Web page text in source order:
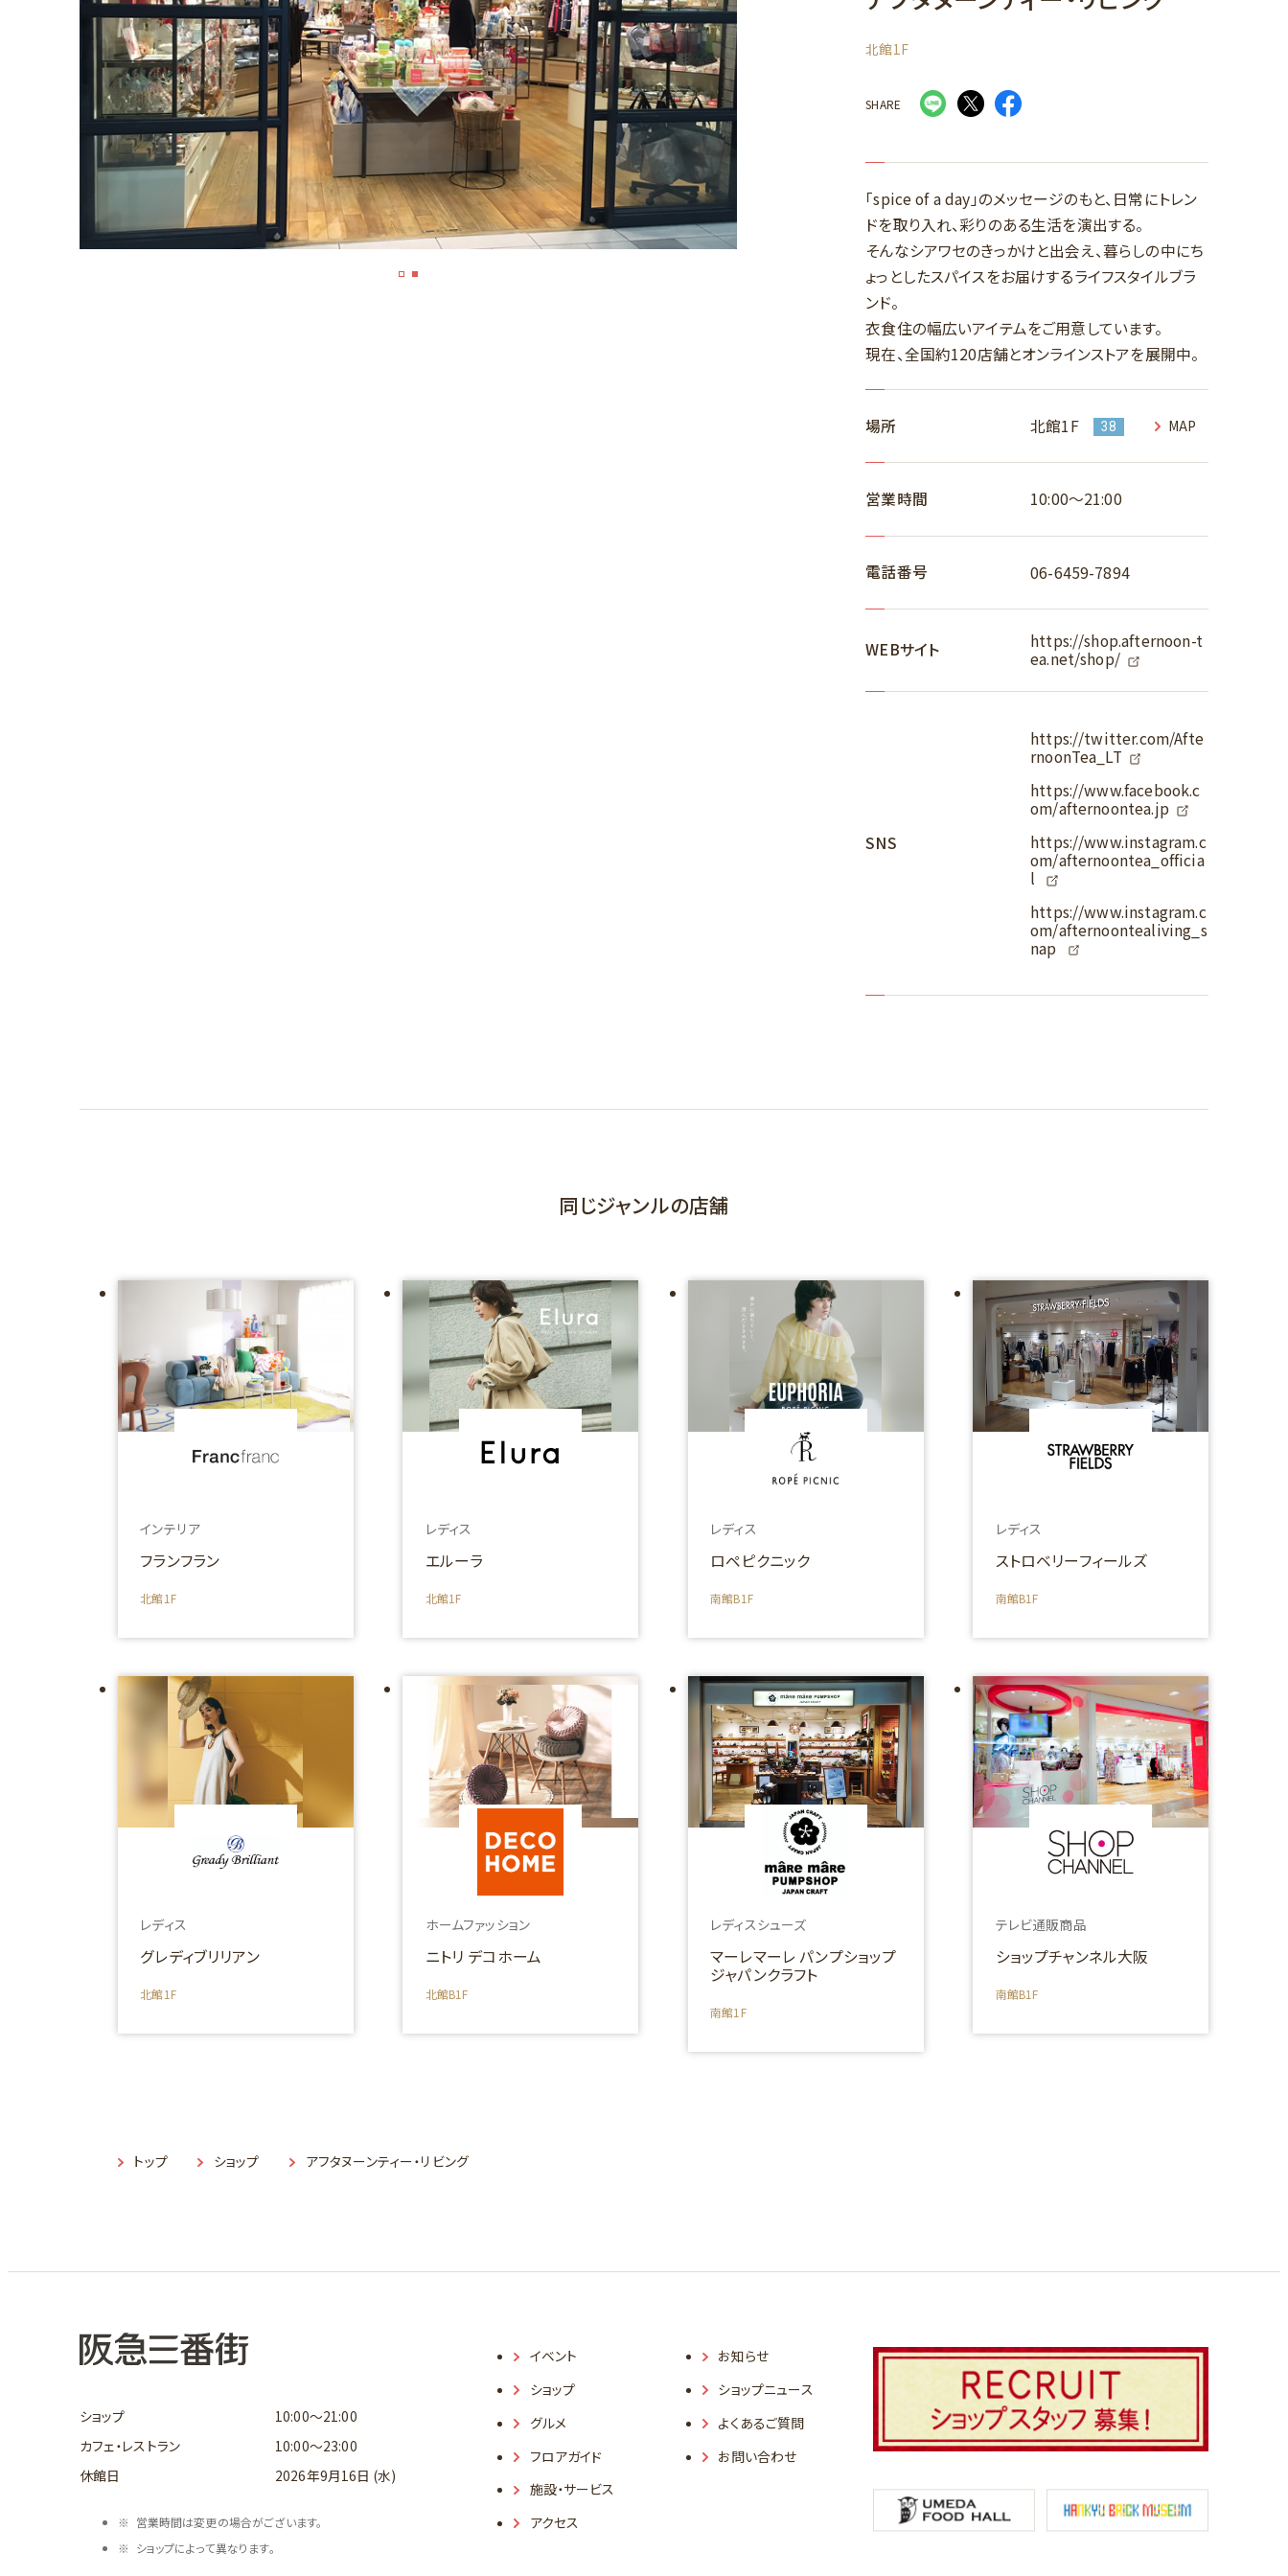
北館1F
SHARE
「spice of a day」のメッセージのもと、日常にトレン
ドを取り入れ、彩りのある生活を演出する。
そんなシアワセのきっかけと出会え、暮らしの中にち
ょっとしたスパイスをお届けするライフスタイルブラ
ンド。
衣食住の幅広いアイテムをご用意しています。
現在、全国約120店舗とオンラインストアを展開中。
場所 北館1F 38 MAP
営業時間 10:00～21:00
電話番号 06-6459-7894
WEBサイト
https://shop.afternoon-t
ea.net/shop/
SNS
https://twitter.com/Afte
rnoonTea_LT
https://www.facebook.c
om/afternoontea.jp
https://www.instagram.c
om/afternoontea_officia
l
https://www.instagram.c
om/afternoontealiving_s
nap
同じジャンルの店舗
インテリア
フランフラン
北館1F
レディス
エルーラ
北館1F
レディス
ロペピクニック
南館B1F
レディス
ストロベリーフィールズ
南館B1F
レディス
グレディブリリアン
北館1F
ホームファッション
ニトリ デコホーム
北館B1F
レディスシューズ
マーレマーレ パンプショップ
ジャパンクラフト
南館1F
テレビ通販商品
ショップチャンネル大阪
南館B1F
トップ ショップ アフタヌーンティー・リビング
ショップ
10:00～21:00
カフェ・レストラン
10:00～23:00
休館日
2026年9月16日 (水)
営業時間は変更の場合がございます。
ショップによって異なります。
イベント
ショップ
グルメ
フロアガイド
施設・サービス
アクセス
お知らせ
ショップニュース
よくあるご質問
お問い合わせ